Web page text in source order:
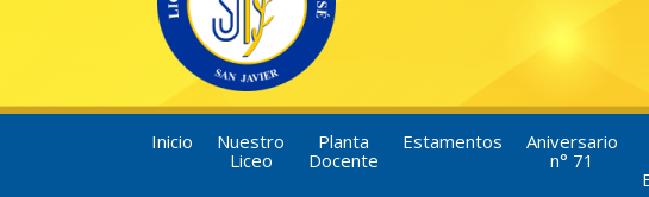
Inicio
Nuestro
Liceo
Planta
Docente
Estamentos
Aniversario
n° 71